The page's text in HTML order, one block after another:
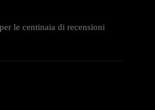
le centinaia di recensioni